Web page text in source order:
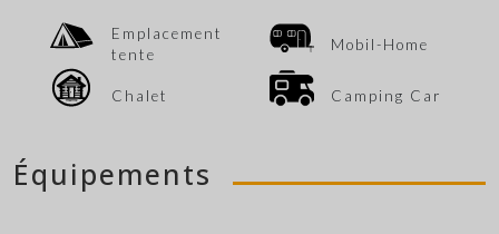
Emplacement
tente
Mobil-Home
Chalet Camping Car
Équipements